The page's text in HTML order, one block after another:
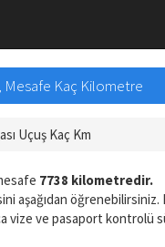
Mesafe Kaç Kilometre
Uçuş Kaç Km
7738 kilometredir.
aşağıdan
vize ve pasaport kontrolü